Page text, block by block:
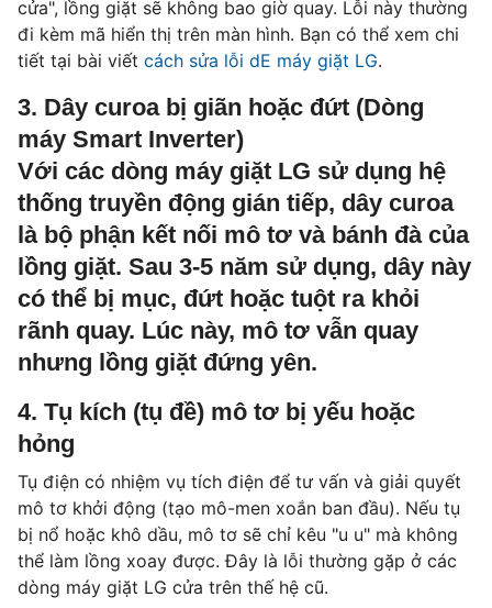
cửa", lồng giặt sẽ không bao giờ quay. Lỗi này thường
đi kèm mã hiển thị trên màn hình. Bạn có thể xem chi
tiết tại bài viết cách sửa lỗi dE máy giặt LG.
3. Dây curoa bị giãn hoặc đứt (Dòng
máy Smart Inverter)
Với các dòng máy giặt LG sử dụng hệ
thống truyền động gián tiếp, dây curoa
là bộ phận kết nối mô tơ và bánh đà của
lồng giặt. Sau 3-5 năm sử dụng, dây này
có thể bị mục, đứt hoặc tuột ra khỏi
rãnh quay. Lúc này, mô tơ vẫn quay
nhưng lồng giặt đứng yên.
4. Tụ kích (tụ đề) mô tơ bị yếu hoặc
hỏng
Tụ điện có nhiệm vụ tích điện để tư vấn và giải quyết
mô tơ khởi động (tạo mô-men xoắn ban đầu). Nếu tụ
bị nổ hoặc khô dầu, mô tơ sẽ chỉ kêu "u u" mà không
thể làm lồng xoay được. Đây là lỗi thường gặp ở các
dòng máy giặt LG cửa trên thế hệ cũ.